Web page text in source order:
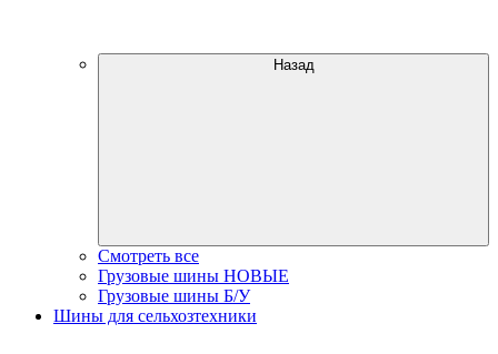
Назад
Смотреть все
Грузовые шины НОВЫЕ
Грузовые шины Б/У
Шины для сельхозтехники